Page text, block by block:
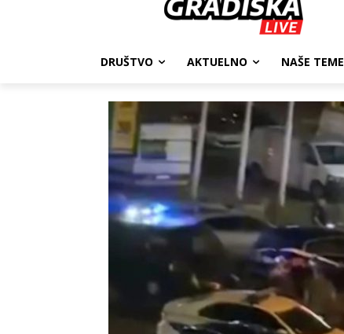
DRUŠTVO AKTUELNO NAŠE TEME